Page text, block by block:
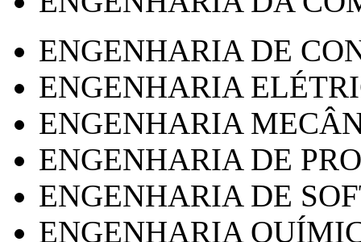
ENGENHARIA DE
ENGENHARIA
ENGENHARIA
ENGENHARIA DE
ENGENHARIA DE
ENGENHARIA